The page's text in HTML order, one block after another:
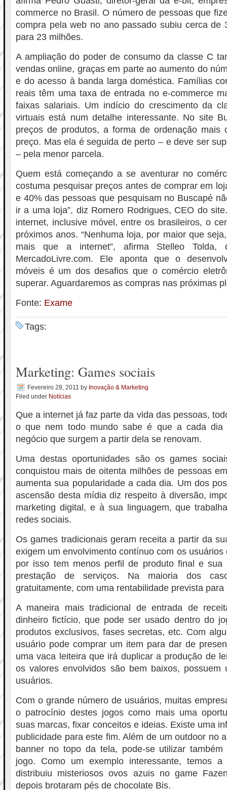
commerce no Brasil. O número de pessoas que
compra pela web no ano passado subiu cerca de
para 23 milhões.
A ampliação do poder de consumo da classe C
vendas online, graças em parte ao aumento do
e do acesso à banda larga doméstica. Famílias
reais têm uma taxa de entrada no e-commerce
faixas salariais. Um indício do crescimento da
virtuais está num detalhe interessante. No site
preços de produtos, a forma de ordenação mais
preço. Mas ela é seguida de perto – e deve ser
– pela menor parcela.
Quem está começando a se aventurar no
costuma pesquisar preços antes de comprar em
e 40% das pessoas que pesquisam no Buscapé
ir a uma loja”, diz Romero Rodrigues, CEO do
internet, inclusive móvel, entre os brasileiros, o
próximos anos. “Nenhuma loja, por maior que
mais que a internet”, afirma Stelleo Tolda,
MercadoLivre.com. Ele aponta que o
móveis é um dos desafios que o comércio
superar. Aguardaremos as compras nas próximas
Fonte: Exame
Tags:
Marketing: Games sociais
Fevereiro 28, 2011 by Inovação & Marketing
Filed under Notícias
Que a internet já faz parte da vida das pessoas,
o que nem todo mundo sabe é que a cada dia
negócio que surgem a partir dela se renovam.
Uma destas oportunidades são os games
conquistou mais de oitenta milhões de pessoas
aumenta sua popularidade a cada dia. Um dos
ascensão desta mídia diz respeito à diversão,
marketing digital, e à sua linguagem, que
redes sociais.
Os games tradicionais geram receita a partir da
exigem um envolvimento contínuo com os usuários
por isso tem menos perfil de produto final e sua
prestação de serviços. Na maioria dos
gratuitamente, com uma rentabilidade prevista
A maneira mais tradicional de entrada de
dinheiro fictício, que pode ser usado dentro do
produtos exclusivos, fases secretas, etc. Com
usuário pode comprar um item para dar de
uma vaca leiteira que irá duplicar a produção de
os valores envolvidos são bem baixos, possuem
usuários.
Com o grande número de usuários, muitas
o patrocínio destes jogos como mais uma
suas marcas, fixar conceitos e ideias. Existe uma
publicidade para este fim. Além de um outdoor no
banner no topo da tela, pode-se utilizar
jogo. Como um exemplo interessante, temos
distribuiu misteriosos ovos azuis no game
depois brotaram pés de chocolate Bis.